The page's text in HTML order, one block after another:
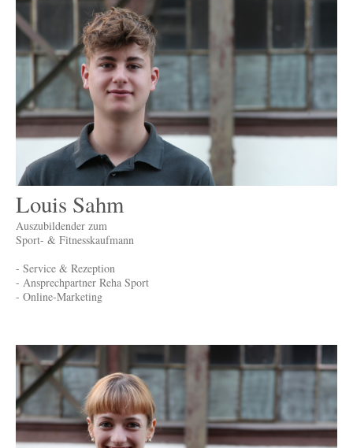
Louis Sahm
Auszubildender zum
Sport- & Fitnesskaufmann
- Service & Rezeption
- Ansprechpartner Reha Sport
- Online-Marketing